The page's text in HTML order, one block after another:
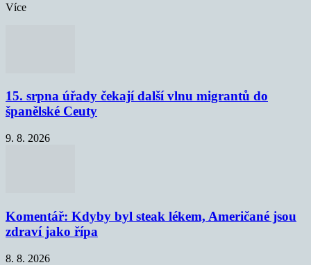
Více
15. srpna úřady čekají další vlnu migrantů do
španělské Ceuty
9. 8. 2026
Komentář: Kdyby byl steak lékem, Američané jsou
zdraví jako řípa
8. 8. 2026